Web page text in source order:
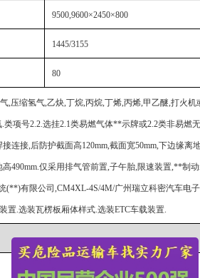
9500,9600×2450×800
1445/3155
80
压缩氢气,乙炔,丁烷,丙烷,丁烯,丙烯,甲乙醚,打火机
项号2.2.选挂2.1类易燃气体**示牌或2.2类非易燃
连接,后防护截面高120mm,截面宽50mm,下边缘离
490mm.仅采用排气管前置,子午胎,限速装置,**制
(**)有限公司,CM4XL-4S/4M/广州瑞立科密汽车电
置.选装瓦楞板厢体样式.选装ETC车载装置.
载货汽车底盘